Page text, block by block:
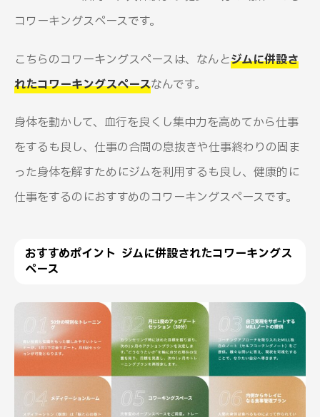
コワーキングスペースです。
こちらのコワーキングスペースは、なんとジムに併設さ
れたコワーキングスペースなんです。
身体を動かして、血行を良くし集中力を高めてから仕事
をするも良し、仕事の合間の息抜きや仕事終わりの固ま
った身体を解すためにジムを利用するも良し、健康的に
仕事をするのにおすすめのコワーキングスペースです。
おすすめポイント ジムに併設されたコワーキングス
ペース